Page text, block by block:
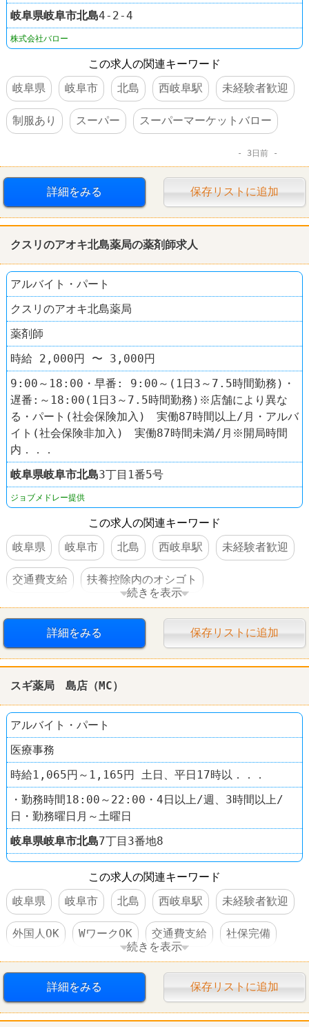
岐阜県岐阜市北島4-2-4
株式会社バロー
この求人の関連キーワード
岐阜県
岐阜市 北島 西岐阜駅 未経験者歓迎
制服あり スーパー スーパーマーケットバロー
3日前
詳細をみる 保存リストに追加
クスリのアオキ北島薬局の薬剤師求人
アルバイト・パート
クスリのアオキ北島薬局
薬剤師
時給 2,000円 〜 3,000円
9:00～18:00・早番: 9:00～(1日3～7.5時間勤務)・
遅番:～18:00(1日3～7.5時間勤務)※店舗により異な
る・パート(社会保険加入) 実働87時間以上/月・アルバ
イト(社会保険非加入) 実働87時間未満/月※開局時間
内．．．
岐阜県岐阜市北島3丁目1番5号
ジョブメドレー提供
この求人の関連キーワード
岐阜県
岐阜市 北島 西岐阜駅 未経験者歓迎
交通費支給 扶養控除内のオシゴト
車・バイク通勤可
続きを表示
詳細をみる 保存リストに追加
スギ薬局 島店（MC）
アルバイト・パート
医療事務
時給1,065円～1,165円 土日、平日17時以．．．
・勤務時間18:00～22:00・4日以上/週、3時間以上/
日・勤務曜日月～土曜日
岐阜県岐阜市北島7丁目3番地8
この求人の関連キーワード
岐阜県
岐阜市 北島 西岐阜駅 未経験者歓迎
外国人OK WワークOK 交通費支給 社保完備
社員登用あり 禁煙・分煙 ドラッグストア
続きを表示
詳細をみる 保存リストに追加